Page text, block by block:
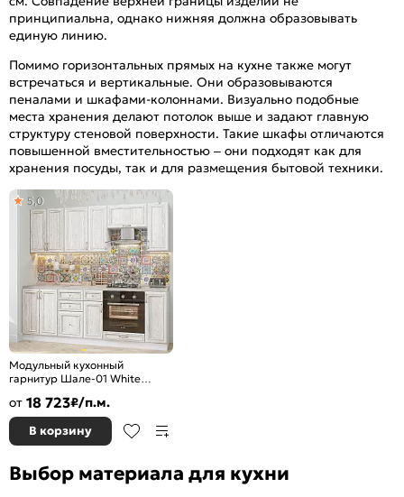
принципиальна, однако нижняя должна образовывать
единую линию.
Помимо горизонтальных прямых на кухне также могут
встречаться и вертикальные. Они образовываются
пеналами и шкафами-колоннами. Визуально подобные
места хранения делают потолок выше и задают главную
структуру стеновой поверхности. Такие шкафы отличаются
повышенной вместительностью – они подходят как для
хранения посуды, так и для размещения бытовой техники.
Модульный кухонный
гарнитур Шале-01 White
2140x2200x600
5,0
от 18 723₽/п.м.
В корзину
Выбор материала для кухни